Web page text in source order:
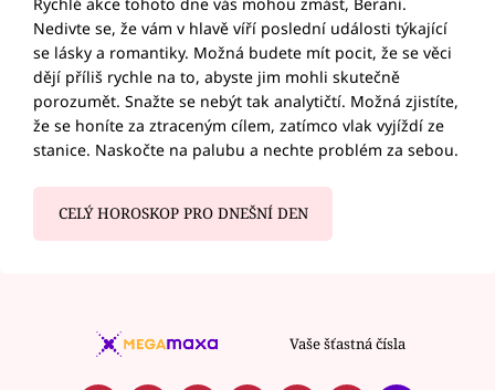
Nedivte se, že vám v hlavě víří poslední události týkající
se lásky a romantiky. Možná budete mít pocit, že se věci
dějí příliš rychle na to, abyste jim mohli skutečně
porozumět. Snažte se nebýt tak analytičtí. Možná zjistíte,
že se honíte za ztraceným cílem, zatímco vlak vyjíždí ze
stanice. Naskočte na palubu a nechte problém za sebou.
CELÝ HOROSKOP PRO DNEŠNÍ DEN
Vaše šťastná čísla